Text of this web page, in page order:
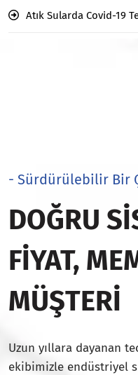
Atık Sularda Covid-19
- Sürdürülebilir Bir
DOĞRU
FIYAT,
MÜŞTERI
Uzun yıllara dayanan
ekibimizle endüstriyel